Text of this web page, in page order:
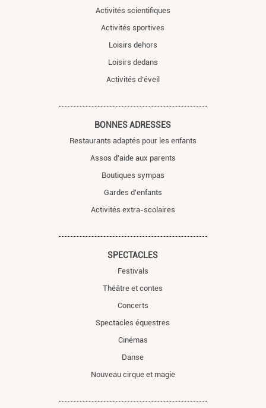
Activités scientifiques
Activités sportives
Loisirs dehors
Loisirs dedans
Activités d'éveil
BONNES ADRESSES
Restaurants adaptés pour les enfants
Assos d'aide aux parents
Boutiques sympas
Gardes d'enfants
Activités extra-scolaires
SPECTACLES
Festivals
Théâtre et contes
Concerts
Spectacles équestres
Cinémas
Danse
Nouveau cirque et magie